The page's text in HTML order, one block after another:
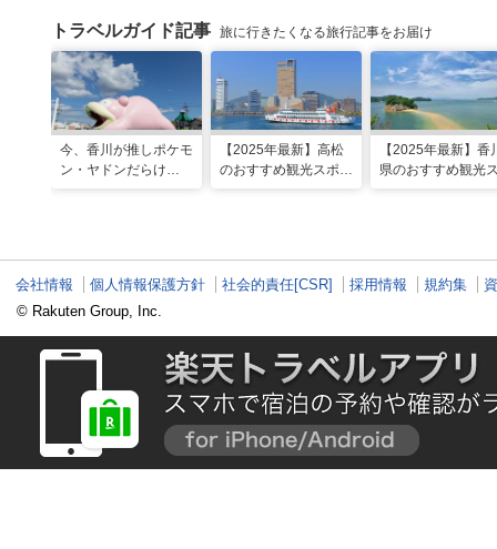
トラベルガイド記事 旅に行きたくなる旅行記事をお届け
今、香川が推しポケモ
ン・ヤドンだらけ
【2025年最新】高松
のおすすめ観光スポッ
【2025年最新】香
県のおすすめ観光
会社情報 個人情報保護方針 社会的責任[CSR] 採用情報 規約集
© Rakuten Group, Inc.